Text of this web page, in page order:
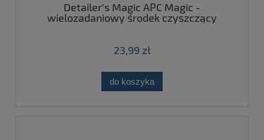
Detailer's Magic APC Magic -
wielozadaniowy środek czyszczący
23,99 zł
do koszyka